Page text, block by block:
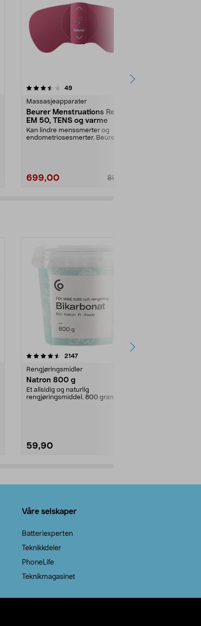
49anmeldelser
Massasjeapparater
Beurer Menstruations Relax
EM 50, TENS og varme
Kan lindre menssmerter og
endometriosesmerter. Beurer EM
699,00 899,00
4.5 av 5 stjerner
2147anmeldelser
Rengjøringsmidler
Natron 800 g
Et allsidig og naturlig
rengjøringsmiddel. 800 gram
59,90
4.0av 5 stjerner
Våre selskaper
Batteriexperten
Teknikkdeler
PhoneLife
Teknikmagasinet